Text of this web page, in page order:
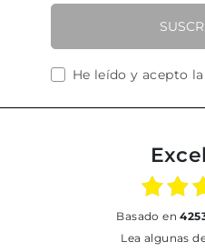
He leído y acepto la
basado en
Lea algunas de las opiniones